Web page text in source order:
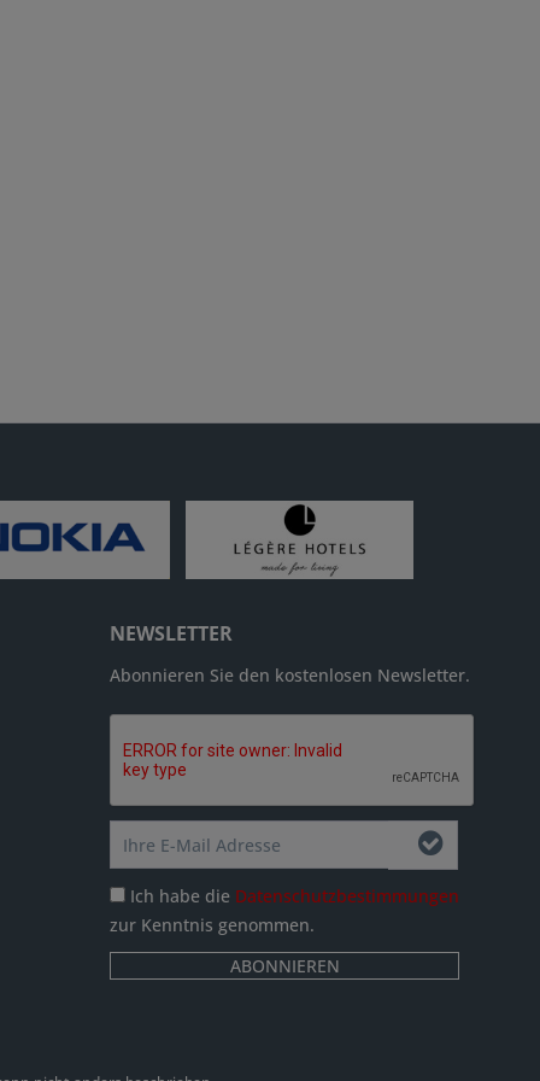
NEWSLETTER
Abonnieren Sie den kostenlosen Newsletter.
Ich habe die Datenschutzbestimmungen
zur Kenntnis genommen.
ABONNIEREN